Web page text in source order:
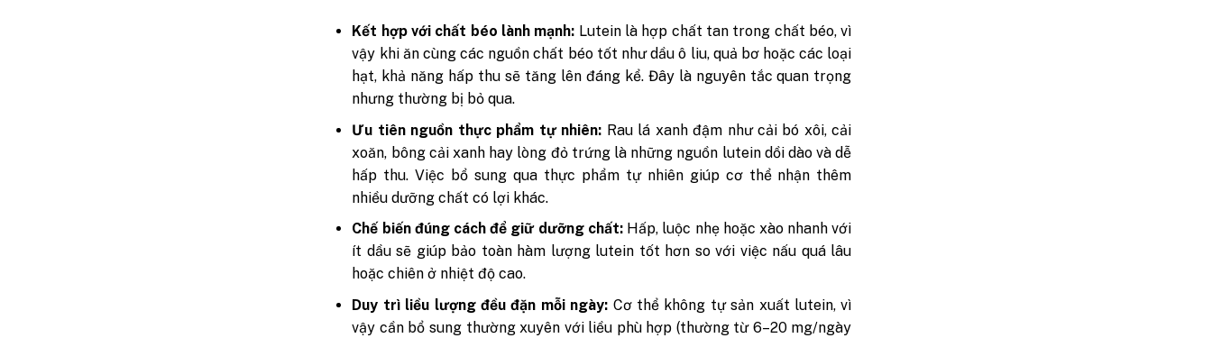
Kết hợp với chất béo lành mạnh: Lutein là hợp chất tan trong chất béo, vì
vậy khi ăn cùng các nguồn chất béo tốt như dầu ô liu, quả bơ hoặc các loại
hạt, khả năng hấp thu sẽ tăng lên đáng kể. Đây là nguyên tắc quan trọng
nhưng thường bị bỏ qua.
Ưu tiên nguồn thực phẩm tự nhiên: Rau lá xanh đậm như cải bó xôi, cải
xoăn, bông cải xanh hay lòng đỏ trứng là những nguồn lutein dồi dào và dễ
hấp thu. Việc bổ sung qua thực phẩm tự nhiên giúp cơ thể nhận thêm
nhiều dưỡng chất có lợi khác.
Chế biến đúng cách để giữ dưỡng chất:Hấp, luộc nhẹ hoặc xào nhanh với
ít dầu sẽ giúp bảo toàn hàm lượng lutein tốt hơn so với việc nấu quá lâu
hoặc chiên ở nhiệt độ cao.
Duy trì liều lượng đều đặn mỗi ngày: Cơ thể không tự sản xuất lutein, vì
vậy cần bổ sung thường xuyên với liều phù hợp (thường từ 6–20 mg/ngày